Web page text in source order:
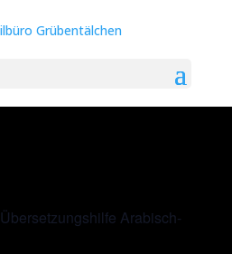
Übersetzungshilfe Arabisch-